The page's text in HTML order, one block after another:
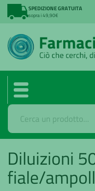
SPEDIZIONE GRATUITA
sopra i 49,90€
Diluizioni
fiale/